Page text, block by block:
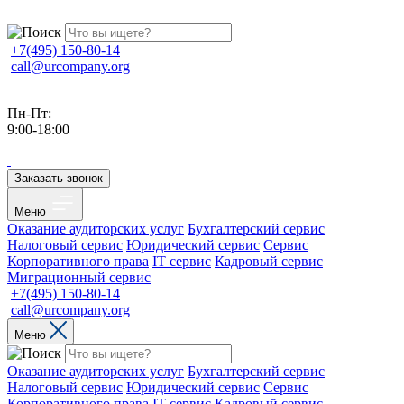
+7(495) 150-80-14
call@urcompany.org
Пн-Пт:
9:00-18:00
Заказать звонок
Меню
Оказание аудиторских услуг Бухгалтерский сервис
Налоговый сервис Юридический сервис Сервис
Корпоративного права IT сервис Кадровый сервис
Миграционный сервис
+7(495) 150-80-14
call@urcompany.org
Меню
Оказание аудиторских услуг Бухгалтерский сервис
Налоговый сервис Юридический сервис Сервис